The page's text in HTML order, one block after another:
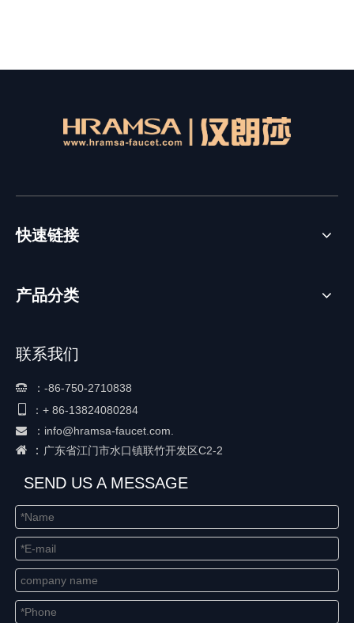
快速链接
产品分类
联系我们
 ： -86-750-2710838
： + 86-13824080284
 ： info@hramsa-faucet.com.
 ： 广东省江门市水口镇联竹开发区C2-2
SEND US A MESSAGE